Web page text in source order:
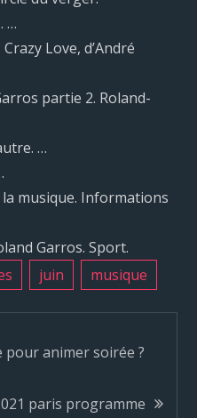
…
Love, d’André
partie 2. Roland-
…
la musique. Informations
Garros. Sport.
juin musique
animer soirée ?
paris programme